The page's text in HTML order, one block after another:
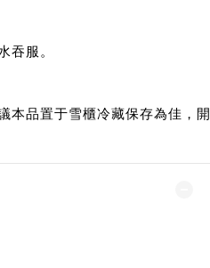
吞服。
本品置于雪櫃冷藏保存為佳，開